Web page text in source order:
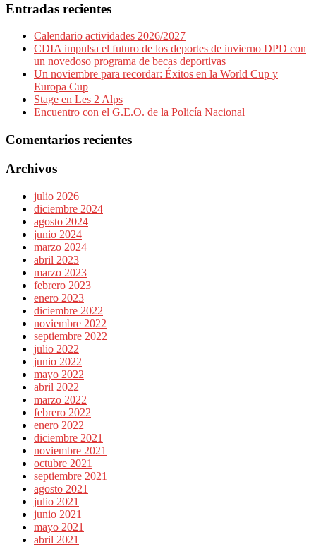
Entradas recientes
Calendario actividades 2026/2027
CDIA impulsa el futuro de los deportes de invierno DPD con
un novedoso programa de becas deportivas
Un noviembre para recordar: Éxitos en la World Cup y
Europa Cup
Stage en Les 2 Alps
Encuentro con el G.E.O. de la Policía Nacional
Comentarios recientes
Archivos
julio 2026
diciembre 2024
agosto 2024
junio 2024
marzo 2024
abril 2023
marzo 2023
febrero 2023
enero 2023
diciembre 2022
noviembre 2022
septiembre 2022
julio 2022
junio 2022
mayo 2022
abril 2022
marzo 2022
febrero 2022
enero 2022
diciembre 2021
noviembre 2021
octubre 2021
septiembre 2021
agosto 2021
julio 2021
junio 2021
mayo 2021
abril 2021